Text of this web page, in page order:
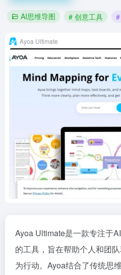
AI思维导图 # 创意工具
Ayoa Ultimate
Ayoa Ultimate是一款专注于AI
的工具，旨在帮助个人和团
为行动。Ayoa结合了传统思